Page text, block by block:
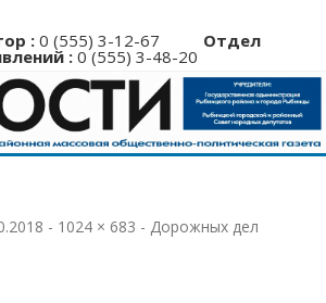
: 0 (555) 3-12-67 Отдел
: 0 (555) 3-48-20
Перейти
- 1024 × 683 - Дорожных дел